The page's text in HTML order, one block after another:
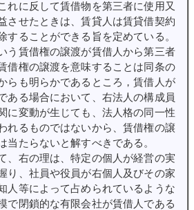
れに反して賃借物を第三者に使用又
させたときは、賃貸人は賃貸借契約
することができる旨を定めている。
う賃借権の譲渡が賃借人から第三者
借権の譲渡を意味することは同条の
らも明らかであるところ，賃借人が
ある場合において、右法人の構成員
に変動が生じても、法人格の同一性
れるものではないから、賃借権の譲
当たらないと解すべきである。
、右の理は、特定の個人が経営の実
り、社員や役員が右個人及びその家
人等によって占められているような
で閉鎖的な有限会社が賃借人である